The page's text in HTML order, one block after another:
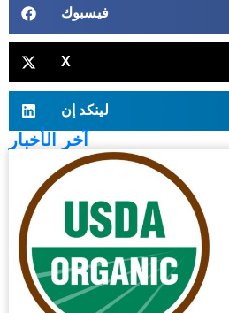
فيسبوك
X
لينكد إن
آخر الأخبار